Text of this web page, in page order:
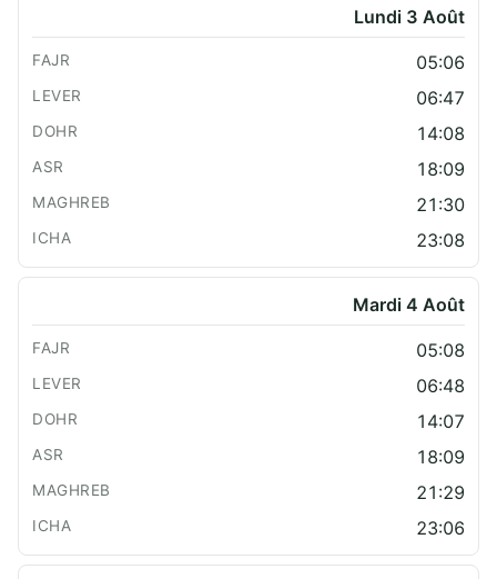
Lundi 3 Août
05:06
06:47
14:08
18:09
21:30
23:08
Mardi 4 Août
05:08
06:48
14:07
18:09
21:29
23:06